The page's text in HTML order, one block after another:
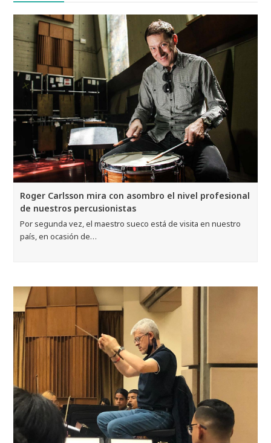
Roger Carlsson mira con asombro el nivel profesional
de nuestros percusionistas
Por segunda vez, el maestro sueco está de visita en nuestro
país, en ocasión de…